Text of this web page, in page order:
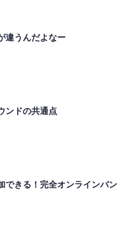
違うんだよなー
ンドの共通点
できる！完全オンラインバン